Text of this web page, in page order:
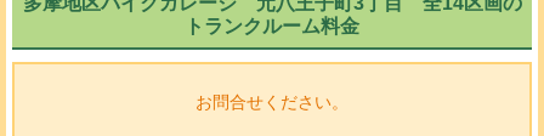
トランクルーム料金
お問合せください。